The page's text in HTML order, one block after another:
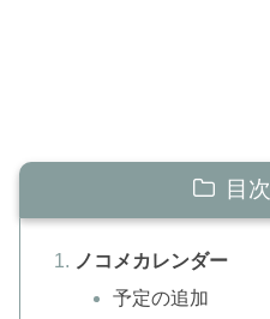
目次
ノコメカレンダー
予定の追加